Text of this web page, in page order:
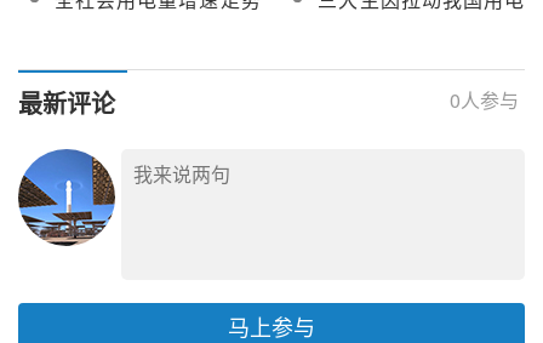
最新评论 0人参与
马上参与